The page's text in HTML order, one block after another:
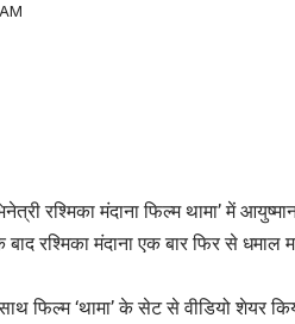
रश्मिका मंदाना फिल्म थामा’ में
रश्मिका मंदाना एक बार फिर से धमाल
फिल्म ‘थामा’ के सेट से वीडियो शेयर